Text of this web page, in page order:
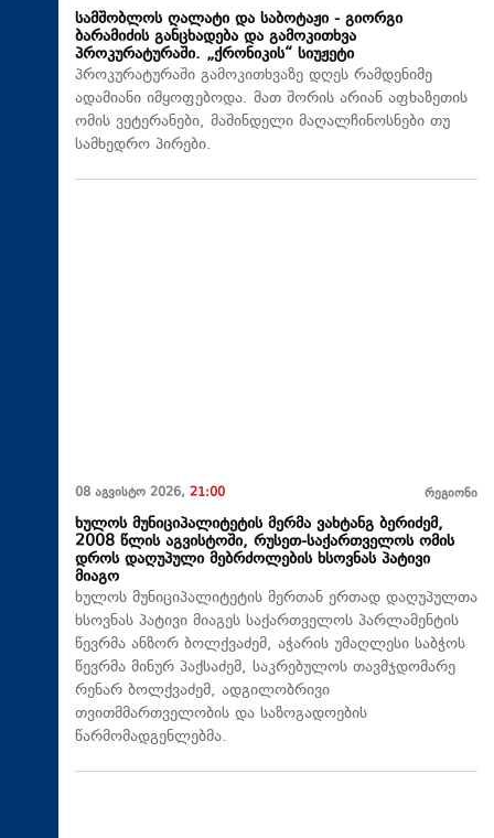
სამშობლოს ღალატი და საბოტაჟი - გიორგი
ბარამიძის განცხადება და გამოკითხვა
პროკურატურაში. „ქრონიკის“ სიუჟეტი
პროკურატურაში გამოკითხვაზე დღეს რამდენიმე
ადამიანი იმყოფებოდა. მათ შორის არიან აფხაზეთის
ომის ვეტერანები, მაშინდელი მაღალჩინოსნები თუ
სამხედრო პირები.
08 აგვისტო 2026, 21:00 რეგიონი
ხულოს მუნიციპალიტეტის მერმა ვახტანგ ბერიძემ,
2008 წლის აგვისტოში, რუსეთ-საქართველოს ომის
დროს დაღუპული მებრძოლების ხსოვნას პატივი
მიაგო
ხულოს მუნიციპალიტეტის მერთან ერთად დაღუპულთა
ხსოვნას პატივი მიაგეს საქართველოს პარლამენტის
წევრმა ანზორ ბოლქვაძემ, აჭარის უმაღლესი საბჭოს
წევრმა მინურ პაქსაძემ, საკრებულოს თავმჯდომარე
რენარ ბოლქვაძემ, ადგილობრივი
თვითმმართველობის და საზოგადოების
წარმომადგენლებმა.